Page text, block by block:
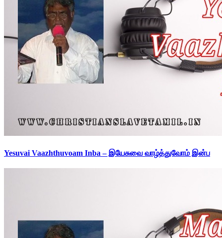
Yesuvai Vaazhthuvoam Inba – இயேசுவை வாழ்த்துவோம் இன்ப